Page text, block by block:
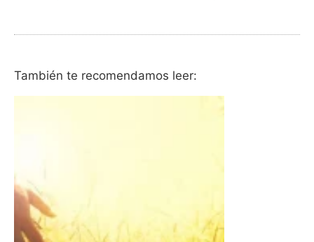
También te recomendamos leer: